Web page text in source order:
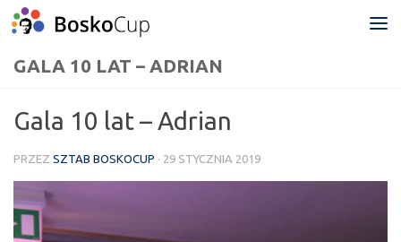
Przejdź do treści
GALA 10 LAT – ADRIAN
Gala 10 lat – Adrian
PRZEZ SZTAB BOSKOCUP · 29 STYCZNIA 2019